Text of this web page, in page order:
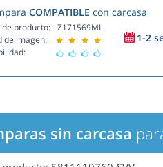
COMPATIBLE con carcasa
de producto:
de imagen:
Z171569ML
1-2
sin carcasa